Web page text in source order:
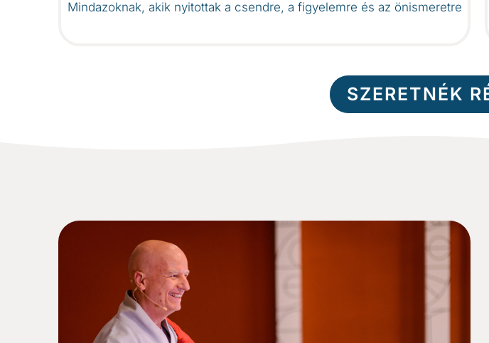
Mindazoknak, akik nyitottak a csendre, a figyelemre és az önismeretre
SZERETNÉK